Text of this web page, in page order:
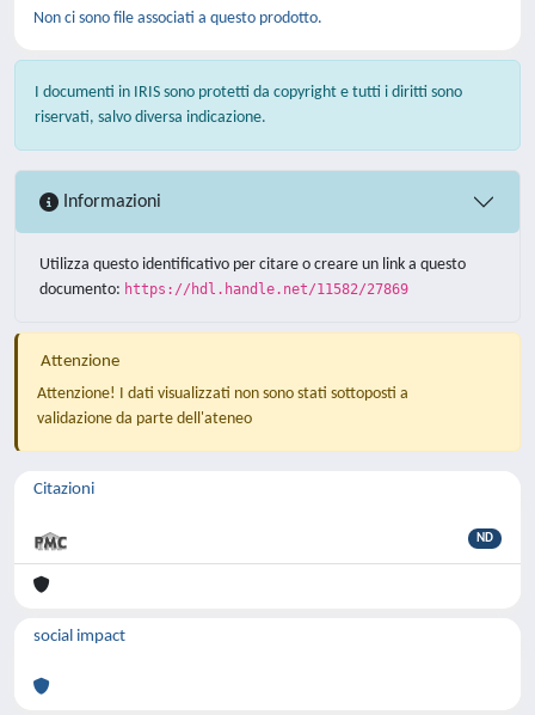
Non ci sono file associati a questo prodotto.
I documenti in IRIS sono protetti da copyright e tutti i diritti sono
riservati, salvo diversa indicazione.
Informazioni
Utilizza questo identificativo per citare o creare un link a questo
documento: https://hdl.handle.net/11582/27869
Attenzione
Attenzione! I dati visualizzati non sono stati sottoposti a
validazione da parte dell'ateneo
Citazioni
ND
social impact